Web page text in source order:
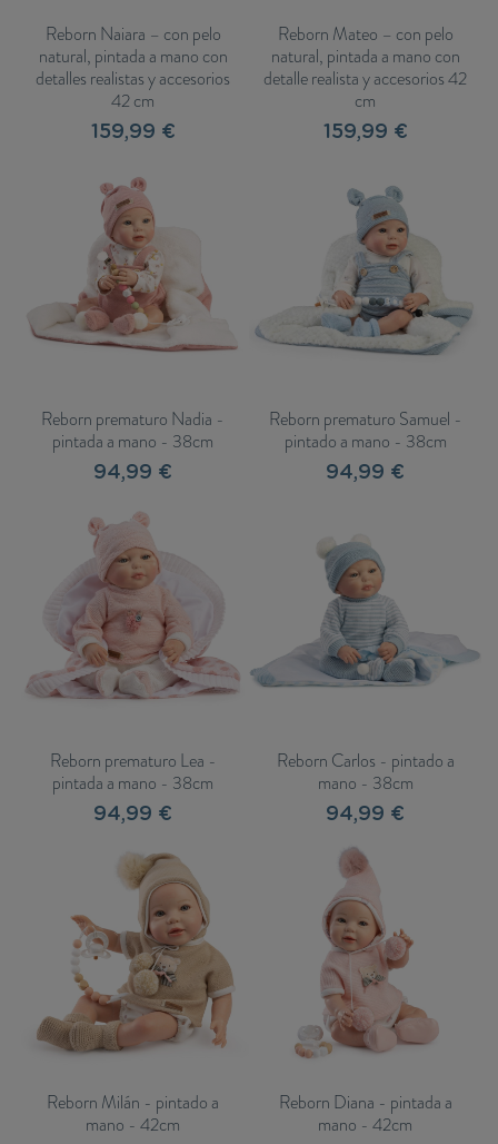
Reborn Naiara – con pelo
natural, pintada a mano con
detalles realistas y accesorios
42 cm
159,99 €
Reborn Mateo – con pelo
natural, pintada a mano con
detalle realista y accesorios 42
cm
159,99 €
Reborn prematuro Nadia -
pintada a mano - 38cm
94,99 €
Reborn prematuro Samuel -
pintado a mano - 38cm
94,99 €
Reborn prematuro Lea -
pintada a mano - 38cm
94,99 €
Reborn Carlos - pintado a
mano - 38cm
94,99 €
Reborn Milán - pintado a
mano - 42cm
Reborn Diana - pintada a
mano - 42cm